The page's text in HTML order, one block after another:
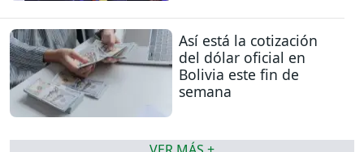
Así está la cotización
del dólar oficial en
Bolivia este fin de
semana